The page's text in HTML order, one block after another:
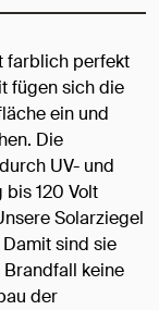
farblich perfekt
fügen sich die
ein und
Die
UV- und
120 Volt
Solarziegel
sind sie
keine
der